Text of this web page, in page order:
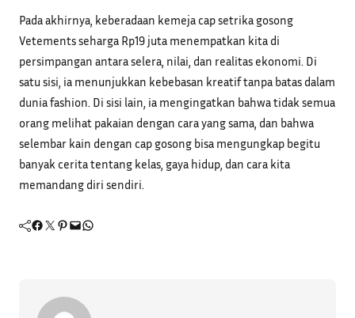
Pada akhirnya, keberadaan kemeja cap setrika gosong
Vetements seharga Rp19 juta menempatkan kita di
persimpangan antara selera, nilai, dan realitas ekonomi. Di
satu sisi, ia menunjukkan kebebasan kreatif tanpa batas dalam
dunia fashion. Di sisi lain, ia mengingatkan bahwa tidak semua
orang melihat pakaian dengan cara yang sama, dan bahwa
selembar kain dengan cap gosong bisa mengungkap begitu
banyak cerita tentang kelas, gaya hidup, dan cara kita
memandang diri sendiri.
Facebook Twitter Pinterest Mail WhatsApp